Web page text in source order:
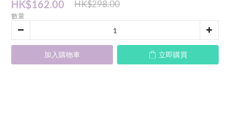
HK$162.00 HK$298.00
數量
加入購物車 立即購買